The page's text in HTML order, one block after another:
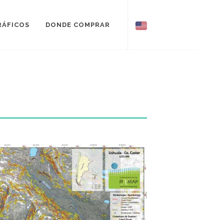
DONDE COMPRAR